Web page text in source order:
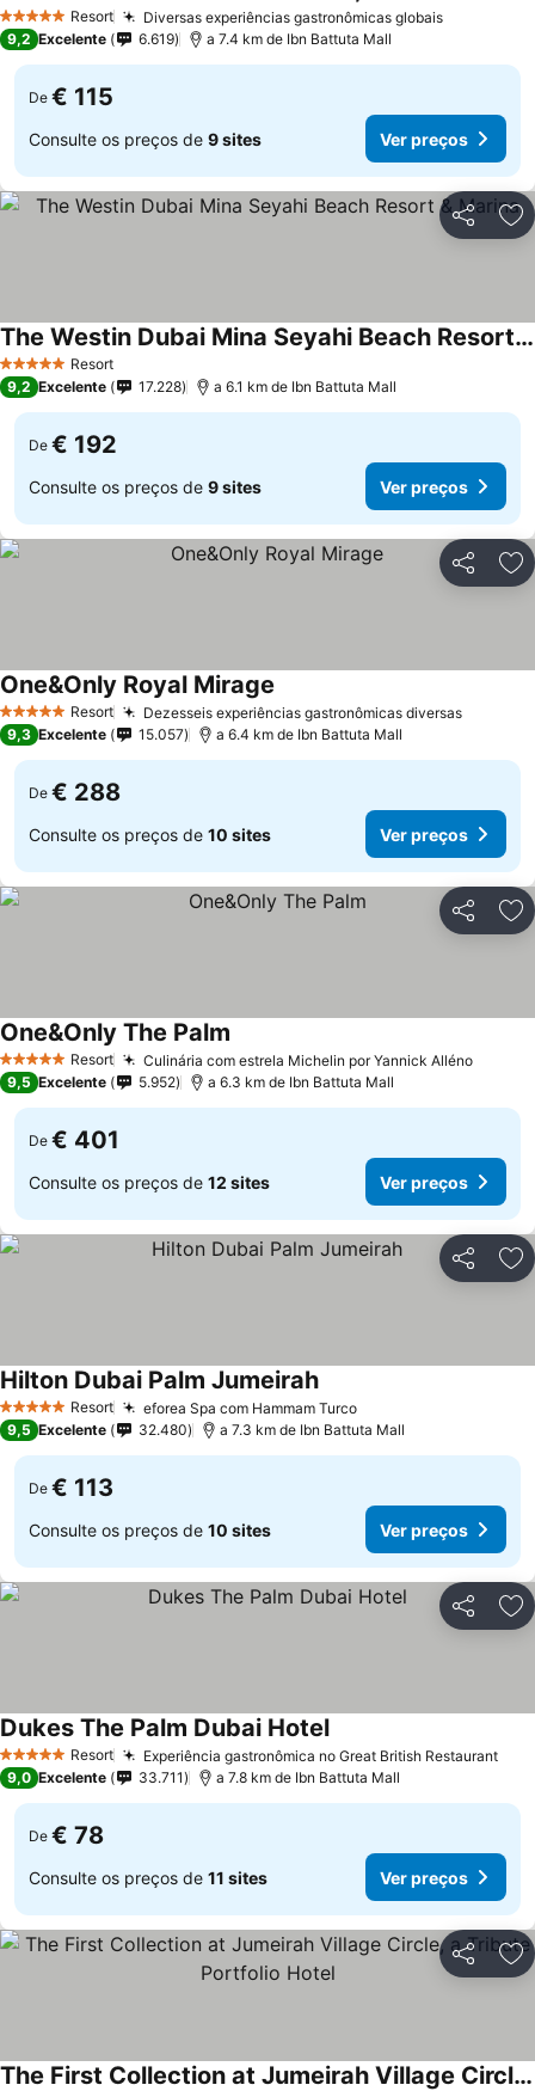
5 Estrelas Resort Diversas experiências gastronômicas globais
9,2 Excelente 6.619 a 7.4 km de Ibn Battuta Mall
De € 115
Consulte os preços de 9 sites Ver preços
Partilhar
5 Estrelas Resort
The Westin Dubai Mina Seyahi Beach Resort & Marina
9,2 Excelente 17.228 a 6.1 km de Ibn Battuta Mall
De € 192
Consulte os preços de 9 sites Ver preços
Partilhar
5 Estrelas Resort Dezesseis experiências gastronômicas diversas
One&Only Royal Mirage
9,3 Excelente 15.057 a 6.4 km de Ibn Battuta Mall
De € 288
Consulte os preços de 10 sites Ver preços
Partilhar
5 Estrelas Resort Culinária com estrela Michelin por Yannick Alléno
One&Only The Palm
9,5 Excelente 5.952 a 6.3 km de Ibn Battuta Mall
De € 401
Consulte os preços de 12 sites Ver preços
Partilhar
5 Estrelas Resort eforea Spa com Hammam Turco
Hilton Dubai Palm Jumeirah
9,5 Excelente 32.480 a 7.3 km de Ibn Battuta Mall
De € 113
Consulte os preços de 10 sites Ver preços
Partilhar
5 Estrelas Resort Experiência gastronômica no Great British Restaurant
Dukes The Palm Dubai Hotel
9,0 Excelente 33.711 a 7.8 km de Ibn Battuta Mall
De € 78
Consulte os preços de 11 sites Ver preços
Partilhar
The First Collection at Jumeirah Village Circle, a Tribute Portfolio Hotel